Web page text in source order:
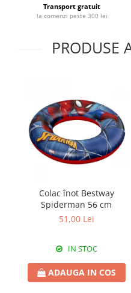
Transport gratuit
la comenzi peste 300 lei
PRODUSE
Colac înot Bestway
Spiderman 56 cm
51,00 Lei
IN STOC
ADAUGA IN COS